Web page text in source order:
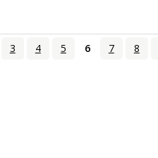
3 4 5 6 7 8